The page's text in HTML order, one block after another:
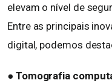
elevam o nível de
Entre as principais
digital, podemos
● Tomografia